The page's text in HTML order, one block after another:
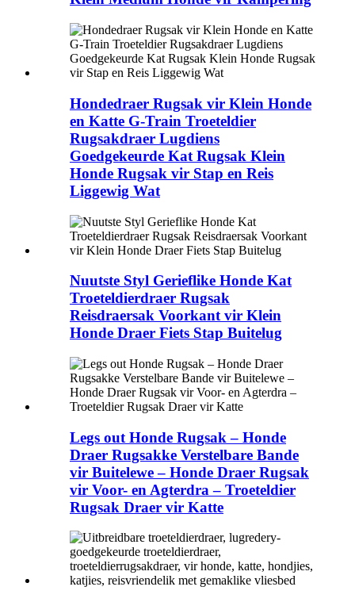
Hondedraer Rugsak vir Klein Honde
en Katte G-Train Troeteldier
Rugsakdraer Lugdiens
Goedgekeurde Kat Rugsak Klein
Honde Rugsak vir Stap en Reis
Liggewig Wat
Nuutste Styl Gerieflike Honde Kat
Troeteldierdraer Rugsak
Reisdraersak Voorkant vir Klein
Honde Draer Fiets Stap Buitelug
Legs out Honde Rugsak – Honde
Draer Rugsakke Verstelbare Bande
vir Buitelewe – Honde Draer Rugsak
vir Voor- en Agterdra – Troeteldier
Rugsak Draer vir Katte